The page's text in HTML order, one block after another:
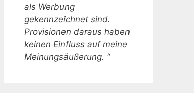
als Werbung
gekennzeichnet sind.
Provisionen daraus haben
keinen Einfluss auf meine
Meinungsäußerung. “